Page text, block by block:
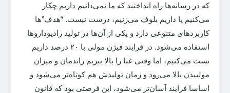
که در رسانه‌ها راه انداختند که ما نمی‌دانیم داریم چکار
می‌کنیم یا داریم بلوف می‌زنیم، درست نیست. “هدف”‌ها
کاربرد‌های متنوعی دارد و یکی از آن‌ها در تولید رادیودارو‌ها
استفاده می‌شود. در فرایند فیژن مولی با ۲۰ درصد داریم
تست می‌کنیم، اما وقتی غنا را بالا ببریم راندمان و میزان
مولیبدن بالا می‌رود و زمان تولیدش هم کوتاه‌تر می‌شود و
اساسا فرایند آسان‌تر می‌شود، این فرصتی بود که قانون